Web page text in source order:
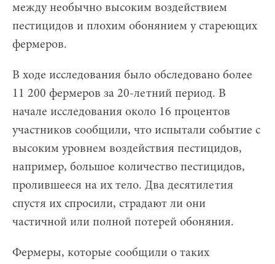
между необычно высоким воздействием
пестицидов и плохим обонянием у стареющих
фермеров.
В ходе исследования было обследовано более
11 200 фермеров за 20-летний период. В
начале исследования около 16 процентов
участников сообщили, что испытали событие с
высоким уровнем воздействия пестицидов,
например, большое количество пестицидов,
пролившееся на их тело. Два десятилетия
спустя их спросили, страдают ли они
частичной или полной потерей обоняния.
Фермеры, которые сообщили о таких